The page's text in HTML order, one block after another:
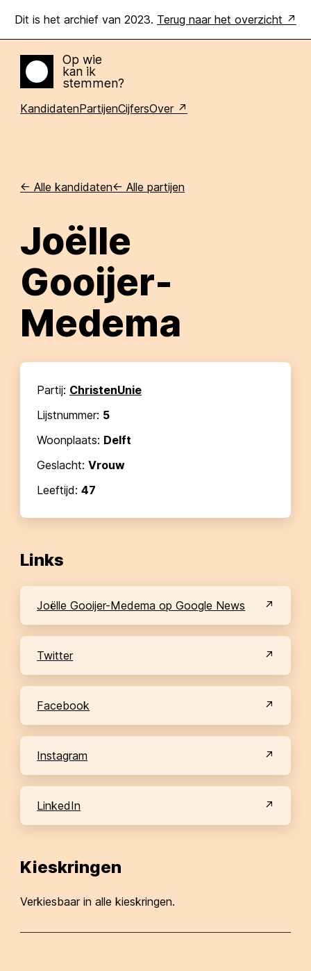
Dit is het archief van 2023. Terug naar het overzicht
Home
Op wie
kan ik
stemmen?
KandidatenPartijenCijfersOver
<- Alle kandidaten<- Alle partijen
Joëlle
Gooijer-
Medema
Partij: ChristenUnie
Lijstnummer: 5
Woonplaats: Delft
Geslacht:Vrouw
Leeftijd:47
Links
Joëlle Gooijer-Medema op Google News
Twitter
Facebook
Instagram
LinkedIn
Kieskringen
Verkiesbaar in alle kieskringen.